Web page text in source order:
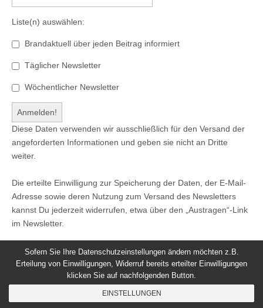
Liste(n) auswählen:
Brandaktuell über jeden Beitrag informiert
Täglicher Newsletter
Wöchentlicher Newsletter
Diese Daten verwenden wir ausschließlich für den Versand der
angeforderten Informationen und geben sie nicht an Dritte
weiter.
Die erteilte Einwilligung zur Speicherung der Daten, der E-Mail-
Adresse sowie deren Nutzung zum Versand des Newsletters
kannst Du jederzeit widerrufen, etwa über den „Austragen“-Link
im Newsletter.
Sofern Sie Ihre Datenschutzeinstellungen ändern möchten z.B.
Erteilung von Einwilligungen, Widerruf bereits erteilter Einwilligungen
klicken Sie auf nachfolgenden Button.
EINSTELLUNGEN